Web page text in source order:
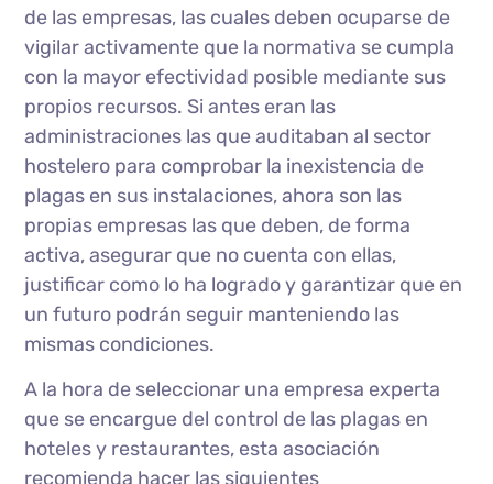
de las empresas, las cuales deben ocuparse de
vigilar activamente que la normativa se cumpla
con la mayor efectividad posible mediante sus
propios recursos. Si antes eran las
administraciones las que auditaban al sector
hostelero para comprobar la inexistencia de
plagas en sus instalaciones, ahora son las
propias empresas las que deben, de forma
activa, asegurar que no cuenta con ellas,
justificar como lo ha logrado y garantizar que en
un futuro podrán seguir manteniendo las
mismas condiciones.
A la hora de seleccionar una empresa experta
que se encargue del control de las plagas en
hoteles y restaurantes, esta asociación
recomienda hacer las siguientes